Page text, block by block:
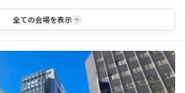
全ての会場を表示